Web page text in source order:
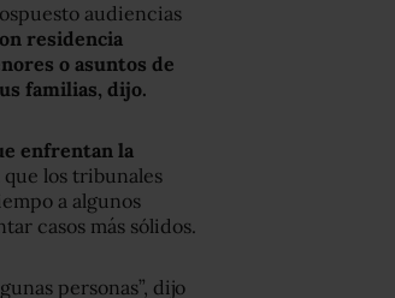
audiencias
residencia
o asuntos de
familias, dijo.
enfrentan la
los tribunales
a algunos
casos más sólidos.
personas”, dijo